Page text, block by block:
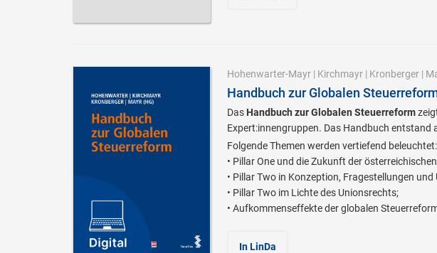
Hohenwarter-Mayr| Kirchmayr| Kronberger|
Handbuch zur Globalen
Das Handbuch zur Globalen Steuerreform
Expert:innengruppen. Das Handbuch
Folgende Themen werden vertiefend beleuchtet:
• Pillar One und die Zukunft der
• Pillar Two in Konzeption, Fragestellungen
• Pillar Two im Lichte des Unionsrechts;
• Aufkommenseffekte der globalen
In LinDa